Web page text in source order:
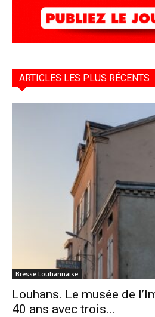
ARTICLES LES PLUS RÉCENTS
Bresse Louhannaise
Louhans. Le musée de
40 ans avec trois...